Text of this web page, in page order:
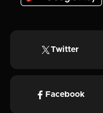
Twitter
Facebook